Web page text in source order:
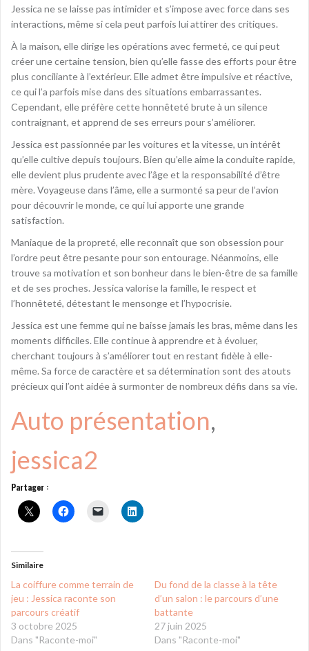
Jessica ne se laisse pas intimider et s’impose avec force dans ses
interactions, même si cela peut parfois lui attirer des critiques.
À la maison, elle dirige les opérations avec fermeté, ce qui peut
créer une certaine tension, bien qu’elle fasse des efforts pour être
plus conciliante à l’extérieur. Elle admet être impulsive et réactive,
ce qui l’a parfois mise dans des situations embarrassantes.
Cependant, elle préfère cette honnêteté brute à un silence
contraignant, et apprend de ses erreurs pour s’améliorer.
Jessica est passionnée par les voitures et la vitesse, un intérêt
qu’elle cultive depuis toujours. Bien qu’elle aime la conduite rapide,
elle devient plus prudente avec l’âge et la responsabilité d’être
mère. Voyageuse dans l’âme, elle a surmonté sa peur de l’avion
pour découvrir le monde, ce qui lui apporte une grande
satisfaction.
Maniaque de la propreté, elle reconnaît que son obsession pour
l’ordre peut être pesante pour son entourage. Néanmoins, elle
trouve sa motivation et son bonheur dans le bien-être de sa famille
et de ses proches. Jessica valorise la famille, le respect et
l’honnêteté, détestant le mensonge et l’hypocrisie.
Jessica est une femme qui ne baisse jamais les bras, même dans les
moments difficiles. Elle continue à apprendre et à évoluer,
cherchant toujours à s’améliorer tout en restant fidèle à elle-
même. Sa force de caractère et sa détermination sont des atouts
précieux qui l’ont aidée à surmonter de nombreux défis dans sa vie.
Auto présentation
jessica2
Partager :
Similaire
La coiffure comme terrain de
jeu : Jessica raconte son
parcours créatif
3 octobre 2025
Dans "Raconte-moi"
Du fond de la classe à la tête
d’un salon : le parcours d’une
battante
27 juin 2025
Dans "Raconte-moi"